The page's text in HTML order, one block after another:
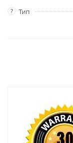
? Тип